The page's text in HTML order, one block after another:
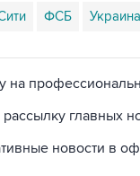
ФСБ Украина
на
главных
новости в